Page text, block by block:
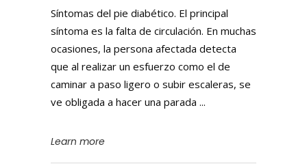
Síntomas del pie diabético. El principal
síntoma es la falta de circulación. En muchas
ocasiones, la persona afectada detecta
que al realizar un esfuerzo como el de
caminar a paso ligero o subir escaleras, se
ve obligada a hacer una parada
Learn more